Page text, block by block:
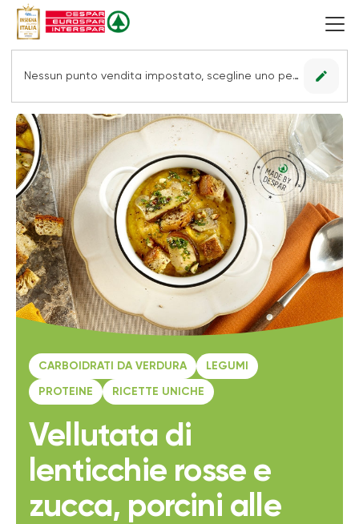
Nessun punto vendita impostato, scegline uno per vedere le offerte. edit
CARBOIDRATI DA VERDURA LEGUMI
PROTEINE RICETTE UNICHE
Vellutata di
lenticchie rosse e
zucca, porcini alle